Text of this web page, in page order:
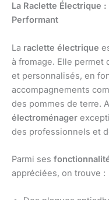
La Raclette Électrique
Performant
La raclette électrique
à fromage. Elle permet
et personnalisés, en
accompagnements
des pommes de terre.
électroménager
des professionnels et
Parmi ses
appréciées, on trouve :